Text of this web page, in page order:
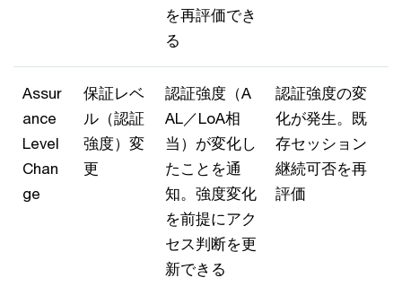
を再評価でき
る
Assur
ance
Level
Chan
ge
保証レベ
ル（認証
強度）変
更
認証強度（A
AL／LoA相
当）が変化し
たことを通
知。強度変化
を前提にアク
セス判断を更
新できる
認証強度の変
化が発生。既
存セッション
継続可否を再
評価